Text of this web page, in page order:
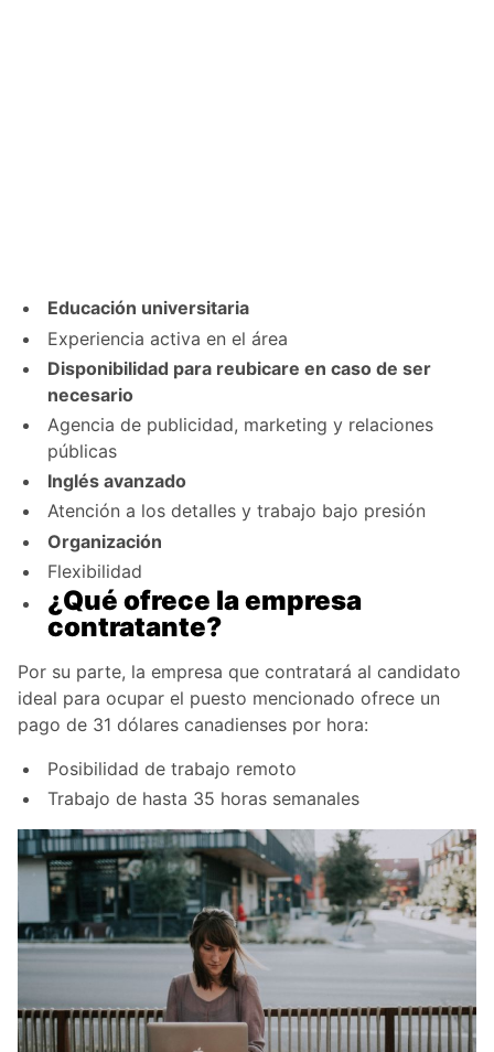
Educación universitaria
Experiencia activa en el área
Disponibilidad para reubicare en caso de ser
necesario
Agencia de publicidad, marketing y relaciones
públicas
Inglés avanzado
Atención a los detalles y trabajo bajo presión
Organización
Flexibilidad
¿Qué ofrece la empresa
contratante?
Por su parte, la empresa que contratará al candidato
ideal para ocupar el puesto mencionado ofrece un
pago de 31 dólares canadienses por hora:
Posibilidad de trabajo remoto
Trabajo de hasta 35 horas semanales